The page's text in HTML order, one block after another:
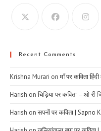
Recent Comments
Krishna Murari onमाँ पर कविता
Harish onचिड़िया पर कविता – ओ री
Harish onसपनों पर कविता |